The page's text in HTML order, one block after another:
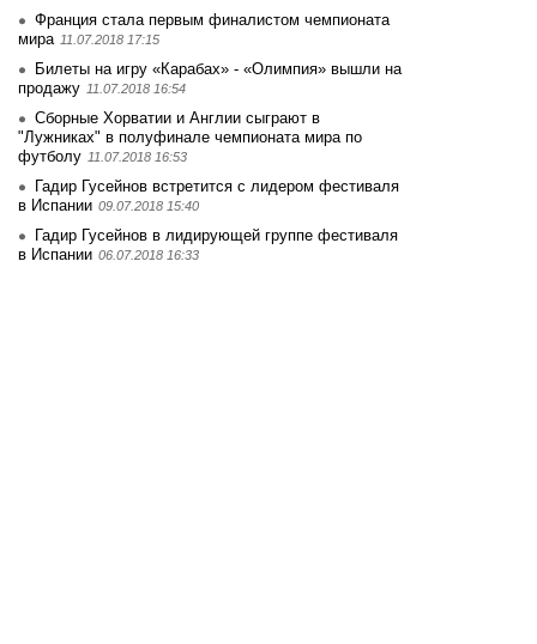
Франция стала первым финалистом чемпионата
мира 11.07.2018 17:15
Билеты на игру «Карабах» - «Олимпия» вышли на
продажу 11.07.2018 16:54
Сборные Хорватии и Англии сыграют в
"Лужниках" в полуфинале чемпионата мира по
футболу 11.07.2018 16:53
Гадир Гусейнов встретится с лидером фестиваля
в Испании 09.07.2018 15:40
Гадир Гусейнов в лидирующей группе фестиваля
в Испании 06.07.2018 16:33